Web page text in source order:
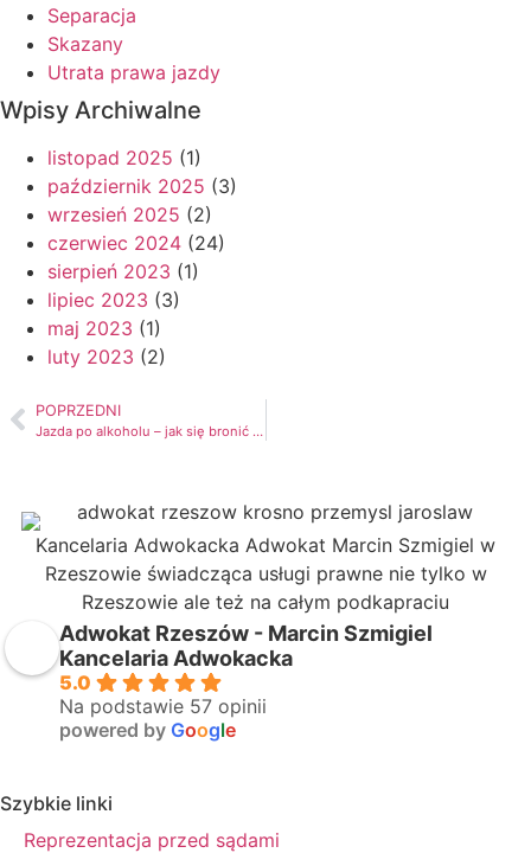
Separacja
Skazany
Utrata prawa jazdy
Wpisy Archiwalne
listopad 2025 (1)
październik 2025 (3)
wrzesień 2025 (2)
czerwiec 2024 (24)
sierpień 2023 (1)
lipiec 2023 (3)
maj 2023 (1)
luty 2023 (2)
POPRZEDNI
Jazda po alkoholu – jak się bronić w 5 krokach
Kancelaria Adwokacka Adwokat Marcin Szmigiel w
Rzeszowie świadcząca usługi prawne nie tylko w
Rzeszowie ale też na całym podkapraciu
Adwokat Rzeszów - Marcin Szmigiel
Kancelaria Adwokacka
5.0
Na podstawie 57 opinii
powered by Google
Szybkie linki
Reprezentacja przed sądami